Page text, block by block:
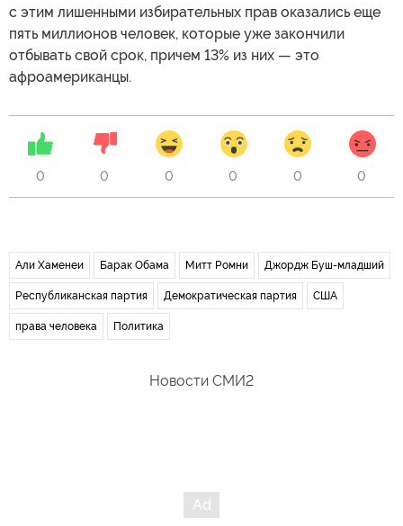
с этим лишенными избирательных прав оказались еще
пять миллионов человек, которые уже закончили
отбывать свой срок, причем 13% из них — это
афроамериканцы.
0 0 0 0 0 0
Али Хаменеи Барак Обама Митт Ромни Джордж Буш-младший
Республиканская партия Демократическая партия США
права человека Политика
Новости СМИ2